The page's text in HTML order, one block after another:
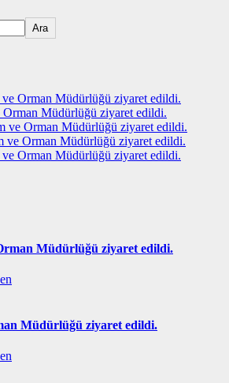
Ara
ve Orman Müdürlüğü ziyaret edildi.
Orman Müdürlüğü ziyaret edildi.
ve Orman Müdürlüğü ziyaret edildi.
ve Orman Müdürlüğü ziyaret edildi.
Orman Müdürlüğü ziyaret edildi.
Müdürlüğü ziyaret edildi.
Müdürlüğü ziyaret edildi.